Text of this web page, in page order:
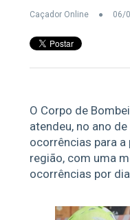
Caçador Online 06/
O Corpo de
atendeu, no ano
ocorrências para a
região, com uma
ocorrências por